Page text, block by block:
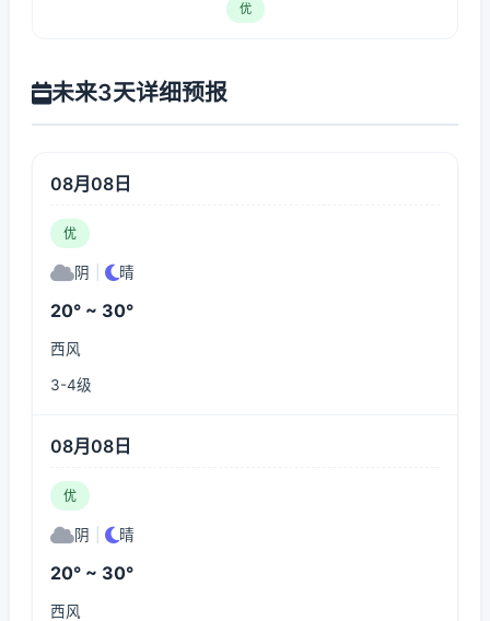
优
未来3天详细预报
08月08日
优
阴 晴
20° ~ 30°
西风
3-4级
08月08日
优
阴 晴
20° ~ 30°
西风